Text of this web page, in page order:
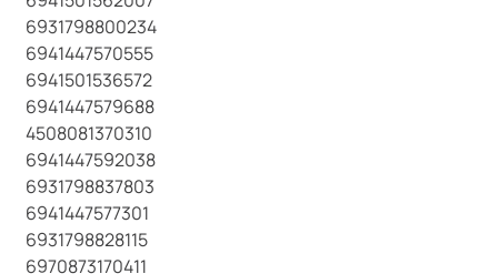
6931798800234
6941447570555
6941501536572
6941447579688
4508081370310
6941447592038
6931798837803
6941447577301
6931798828115
6970873170411